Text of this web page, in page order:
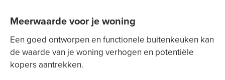
Meerwaarde voor je woning
Een goed ontworpen en functionele buitenkeuken kan
de waarde van je woning verhogen en potentiële
kopers aantrekken.